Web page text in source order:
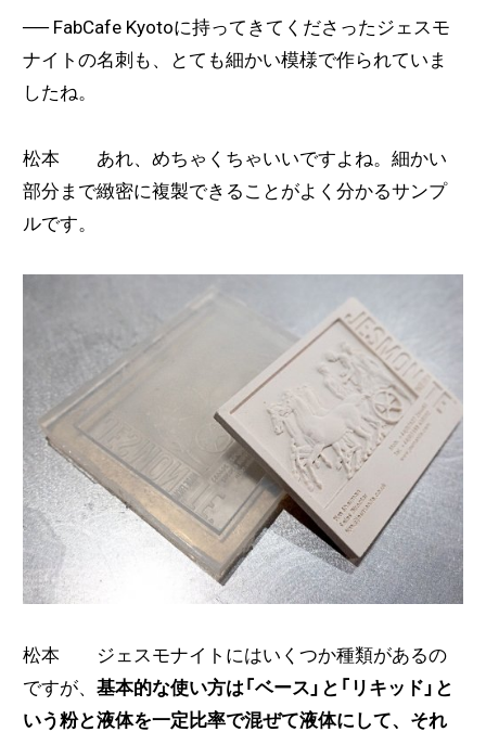
── FabCafe Kyotoに持ってきてくださったジェスモ
ナイトの名刺も、とても細かい模様で作られていま
したね。
松本 あれ、めちゃくちゃいいですよね。細かい
部分まで緻密に複製できることがよく分かるサンプ
ルです。
松本 ジェスモナイトにはいくつか種類があるの
ですが、 基本的な使い方は「ベース」と「リキッド」と
いう粉と液体を一定比率で混ぜて液体にして、それ